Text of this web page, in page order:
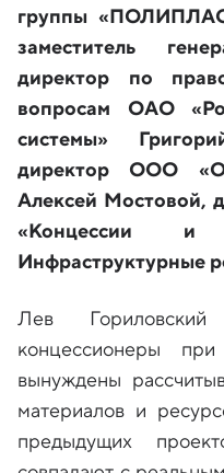
группы
заместитель
директор по
вопросам ОАО
системы»
директор ООО
Алексей Мостовой,
«Концессии и
Инфраструктурные
Лев
концессионеры
вынуждены
материалов и
предыдущих